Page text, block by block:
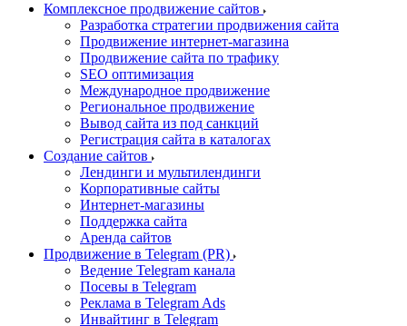
Комплексное продвижение сайтов
Разработка стратегии продвижения сайта
Продвижение интернет-магазина
Продвижение сайта по трафику
SEO оптимизация
Международное продвижение
Региональное продвижение
Вывод сайта из под санкций
Регистрация сайта в каталогах
Создание сайтов
Лендинги и мультилендинги
Корпоративные сайты
Интернет-магазины
Поддержка сайта
Аренда сайтов
Продвижение в Telegram (PR)
Ведение Telegram канала
Посевы в Telegram
Реклама в Telegram Ads
Инвайтинг в Telegram